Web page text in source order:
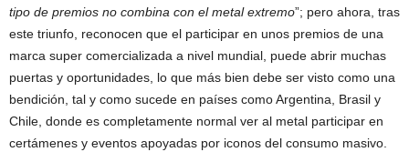
tipo de premios no combina con el metal extremo”; pero ahora, tras
este triunfo, reconocen que el participar en unos premios de una
marca super comercializada a nivel mundial, puede abrir muchas
puertas y oportunidades, lo que más bien debe ser visto como una
bendición, tal y como sucede en países como Argentina, Brasil y
Chile, donde es completamente normal ver al metal participar en
certámenes y eventos apoyadas por iconos del consumo masivo.